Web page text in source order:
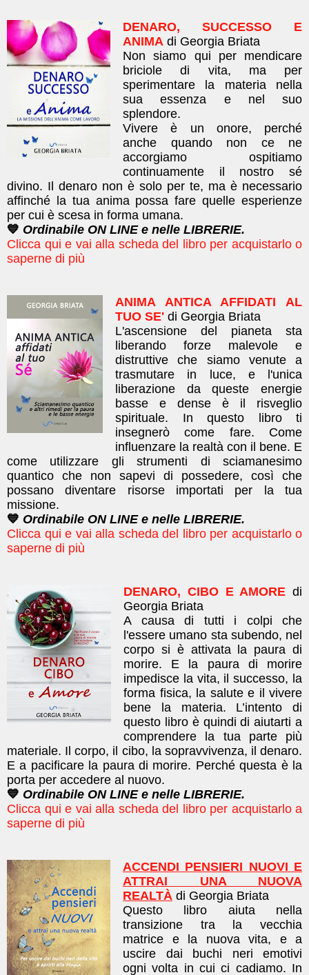
DENARO, SUCCESSO E
ANIMA di Georgia Briata
Non siamo qui per mendicare
briciole di vita, ma per
sperimentare la materia nella
sua essenza e nel suo
splendore.
Vivere è un onore, perché
anche quando non ce ne
accorgiamo ospitiamo
continuamente il nostro sé
divino. Il denaro non è solo per te, ma è necessario
affinché la tua anima possa fare quelle esperienze
per cui è scesa in forma umana.
💙 Ordinabile ON LINE e nelle LIBRERIE.
Clicca qui e vai alla scheda del libro per acquistarlo o
saperne di più
ANIMA ANTICA AFFIDATI AL
TUO SE' di Georgia Briata
L'ascensione del pianeta sta
liberando forze malevole e
distruttive che siamo venute a
trasmutare in luce, e l'unica
liberazione da queste energie
basse e dense è il risveglio
spirituale. In questo libro ti
insegnerò come fare. Come
influenzare la realtà con il bene. E
come utilizzare gli strumenti di sciamanesimo
quantico che non sapevi di possedere, così che
possano diventare risorse importati per la tua
missione.
💙 Ordinabile ON LINE e nelle LIBRERIE.
Clicca qui e vai alla scheda del libro per acquistarlo o
saperne di più
DENARO, CIBO E AMORE di
Georgia Briata
A causa di tutti i colpi che
l'essere umano sta subendo, nel
corpo si è attivata la paura di
morire. E la paura di morire
impedisce la vita, il successo, la
forma fisica, la salute e il vivere
bene la materia. L’intento di
questo libro è quindi di aiutarti a
comprendere la tua parte più
materiale. Il corpo, il cibo, la sopravvivenza, il denaro.
E a pacificare la paura di morire. Perché questa è la
porta per accedere al nuovo.
💙 Ordinabile ON LINE e nelle LIBRERIE.
Clicca qui e vai alla scheda del libro per acquistarlo a
saperne di più
ACCENDI PENSIERI NUOVI E
ATTRAI UNA NUOVA
REALTÀ di Georgia Briata
Questo libro aiuta nella
transizione tra la vecchia
matrice e la nuova vita, e a
uscire dai buchi neri emotivi
ogni volta in cui ci cadiamo. In